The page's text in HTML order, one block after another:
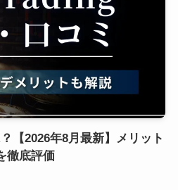
【2026年8月最新】メリット
徹底評価